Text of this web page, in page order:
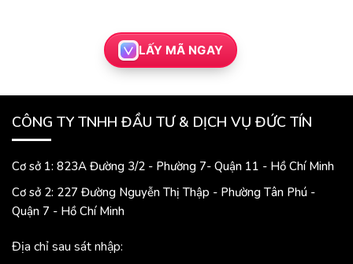
LẤY MÃ NGAY
CÔNG TY TNHH ĐẦU TƯ & DỊCH VỤ ĐỨC TÍN
Cơ sở 1: 823A Đường 3/2 - Phường 7- Quận 11 - Hồ Chí Minh
Cơ sở 2: 227 Đường Nguyễn Thị Thập - Phường Tân Phú -
Quận 7 - Hồ Chí Minh
Địa chỉ sau sát nhập: